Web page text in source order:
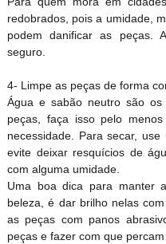
redobrados, pois a umidade,
podem danificar as peças.
seguro.
4- Limpe as peças de forma
Água e sabão neutro são
peças, faça isso pelo
necessidade. Para secar,
evite deixar resquícios de
com alguma umidade.
Uma boa dica para manter
beleza, é dar brilho nelas
as peças com panos
peças e fazer com que